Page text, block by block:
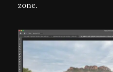
zone.